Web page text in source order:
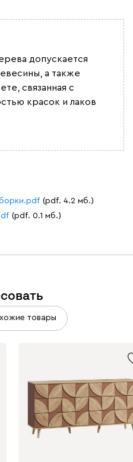
допускается
а также
связанная с
красок и лаков
(pdf. 4.2 мб.)
(pdf. 0.1 мб.)
товары